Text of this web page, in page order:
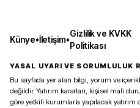
Künye•İletişim•
Gizlilik ve KVKK
Politikası
YASAL UYARI VE SORUMLULUK
Bu sayfada yer alan bilgi, yorum ve
değildir. Yatırım kararları, kişisel mali
göre yetkili kurumlarla yapılacak yatırım